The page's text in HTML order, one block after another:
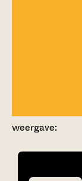
weergave: